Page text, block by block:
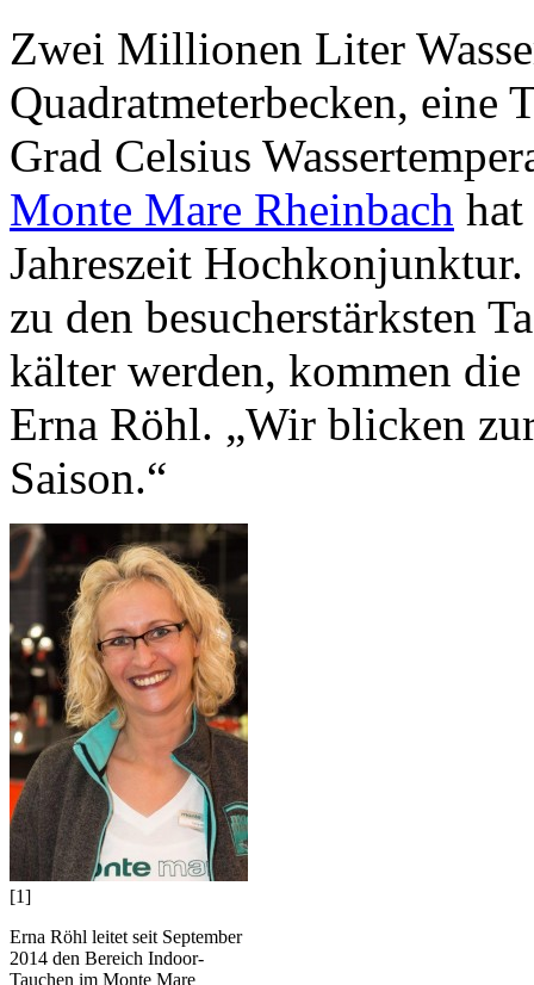
Zwei Millionen Liter
Quadratmeterbecken, eine
Grad Celsius
Monte Mare Rheinbach
Jahreszeit
zu den besucherstärksten
kälter werden, kommen
Erna Röhl. „Wir blicken
Saison.“
[1]
Erna Röhl leitet seit September
2014 den Bereich Indoor-
Tauchen im Monte Mare